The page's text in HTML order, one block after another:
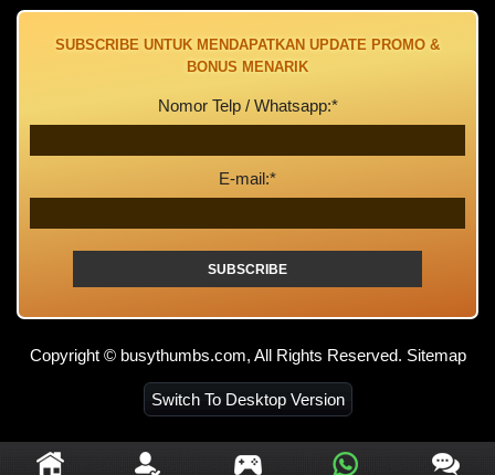
SUBSCRIBE UNTUK MENDAPATKAN UPDATE PROMO &
BONUS MENARIK
Nomor Telp / Whatsapp:*
E-mail:*
Copyright © busythumbs.com, All Rights Reserved. Sitemap
Switch To Desktop Version